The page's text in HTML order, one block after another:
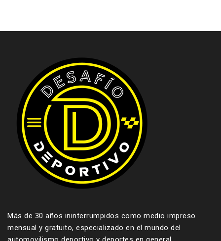
Más de 30 años ininterrumpidos como medio impreso
mensual y gratuito, especializado en el mundo del